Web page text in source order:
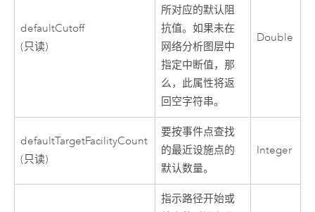
defaultCutoff
(只读)
所对应的默认阻
抗值。如果未在
网络分析图层中
指定中断值，那
么，此属性将返
回空字符串。
Double
defaultTargetFacilityCount
(只读)
要按事件点查找
的最近设施点的
默认数量。
Integer
指示路径开始或